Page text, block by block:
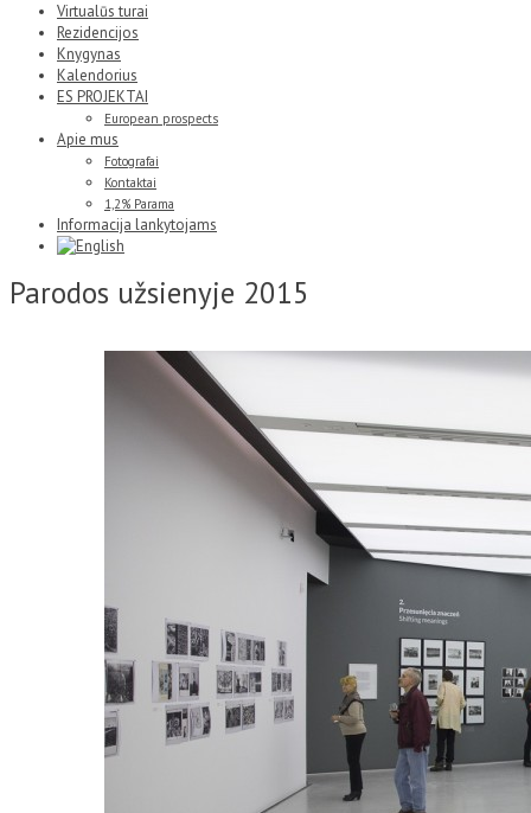
Virtualūs turai
Rezidencijos
Knygynas
Kalendorius
ES PROJEKTAI
European prospects
Apie mus
Fotografai
Kontaktai
1,2% Parama
Informacija lankytojams
Parodos užsienyje 2015